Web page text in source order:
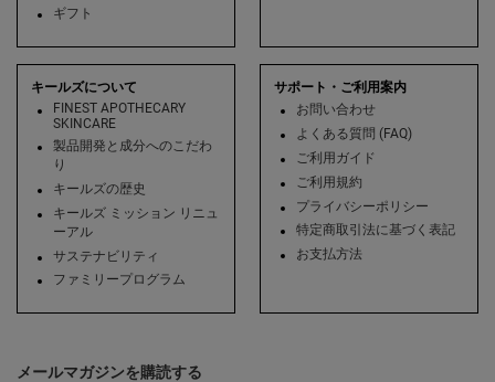
ギフト
キールズについて
FINEST APOTHECARY
SKINCARE
製品開発と成分へのこだわ
り
キールズの歴史
キールズ ミッション リニュ
ーアル
サステナビリティ
ファミリープログラム
サポート・ご利用案内
お問い合わせ
よくある質問 (FAQ)
ご利用ガイド
ご利用規約
プライバシーポリシー
特定商取引法に基づく表記
お支払方法
メールマガジンを購読する